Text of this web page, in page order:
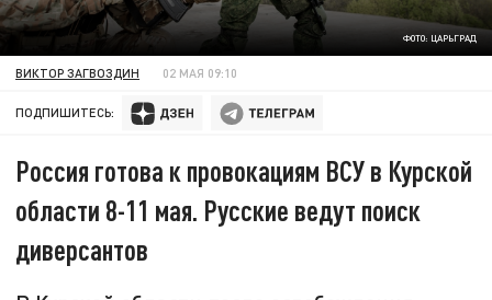
ФОТО: ЦАРЬГРАД
ВИКТОР ЗАГВОЗДИН 02 МАЯ 09:10
ПОДПИШИТЕСЬ:
Россия готова к провокациям ВСУ в Курской
области 8-11 мая. Русские ведут поиск
диверсантов